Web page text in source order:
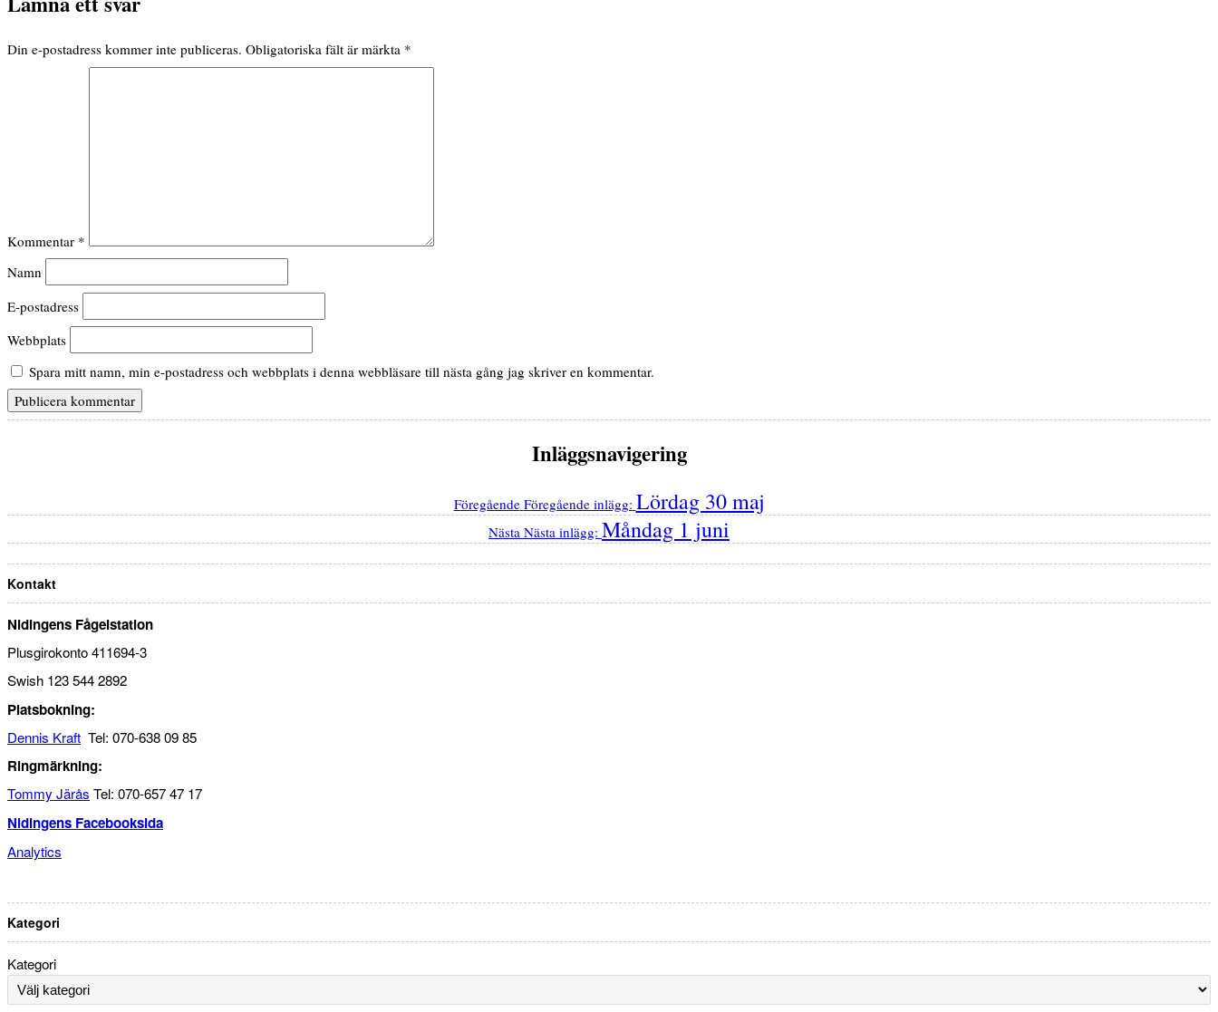
Din e-postadress kommer inte publiceras. Obligatoriska fält är märkta *
Kommentar *
Namn
E-postadress
Webbplats
Spara mitt namn, min e-postadress och webbplats i denna webbläsare till nästa gång jag skriver en kommentar.
Inläggsnavigering
Föregående Föregående inlägg: Lördag 30 maj
Nästa Nästa inlägg: Måndag 1 juni
Kontakt
Nidingens Fågelstation
Plusgirokonto 411694-3
Swish 123 544 2892
Platsbokning:
Dennis Kraft Tel: 070-638 09 85
Ringmärkning:
Tommy Järås Tel: 070-657 47 17
Nidingens Facebooksida
Analytics
Kategori
Kategori